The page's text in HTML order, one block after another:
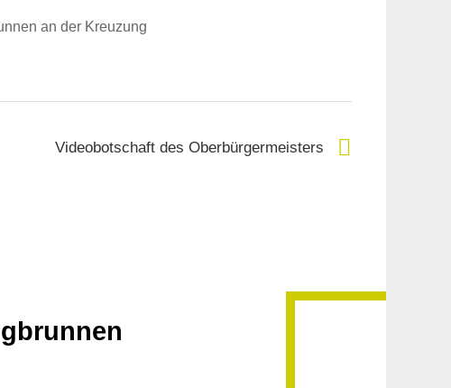
an der Kreuzung
Videobotschaft des Oberbürgermeisters